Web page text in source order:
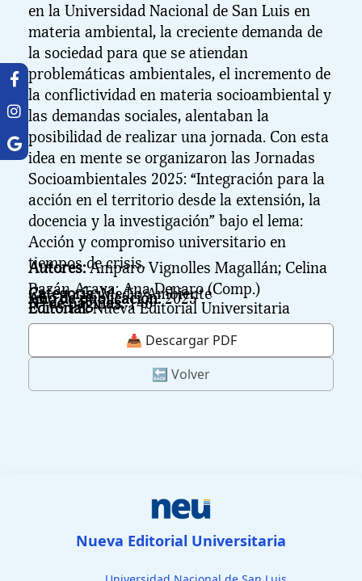
en la Universidad Nacional de San Luis en
materia ambiental, la creciente demanda de
la sociedad para que se atiendan
problemáticas ambientales, el incremento de
la conflictividad en materia socioambiental y
las demandas sociales, alentaban la
posibilidad de realizar una jornada. Con esta
idea en mente se organizaron las Jornadas
Socioambientales 2025: “Integración para la
acción en el territorio desde la extensión, la
docencia y la investigación” bajo el lema:
Acción y compromiso universitario en
tiempos de crisis.
Autores:Amparo Vignolles Magallán; Celina
Bazán Araya; Ana Denaro (Comp.)
Categoría:Medio Ambiente
Año de publicación:2025
N° de páginas:146
Editorial:Nueva Editorial Universitaria
📥 Descargar PDF
🔙 Volver
Nueva Editorial Universitaria